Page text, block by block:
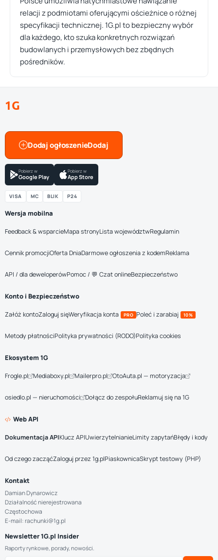
relacji z podmiotami oferującymi ościeżnice o różnej
specyfikacji technicznej. 1G.pl to bezpieczny wybór
dla każdego, kto szuka konkretnych rozwiązań
budowlanych i przemysłowych bez zbędnych
pośredników.
1G
Dodaj ogłoszenie
Pobierz w
Google Play
Pobierz w
App Store
VISA MC BLIK P24
Wersja mobilna
Feedback & wsparcieMapa stronyLista województwRegulamin
Cennik promocjiOferta DniaDarmowe ogłoszenia z kodemReklama
API / dla deweloperówPomoc / 💬 Czat onlineBezpieczeństwo
Konto i Bezpieczeństwo
Załóż kontoZaloguj sięWeryfikacja konta PRO Poleć i zarabiaj 10%
Metody płatnościPolityka prywatności (RODO)Polityka cookies
Ekosystem 1G
Frogle.pl Mediaboxy.pl Mailerpro.pl OtoAuta.pl — motoryzacja
osiedlo.pl — nieruchomości Dołącz do zespołuReklamuj się na 1G
Web API
Dokumentacja APIKlucz APIUwierzytelnianieLimity zapytańBłędy i kody
Od czego zacząćZaloguj przez 1g.plPiaskownicaSkrypt testowy (PHP)
Kontakt
Damian Dynarowicz
Działalność nierejestrowana
Częstochowa
E-mail: rachunki@1g.pl
Newsletter 1G.pl Insider
Raporty rynkowe, porady, nowości.